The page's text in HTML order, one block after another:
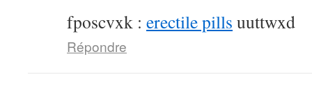
fposcvxk : erectile pills uuttwxd
Répondre